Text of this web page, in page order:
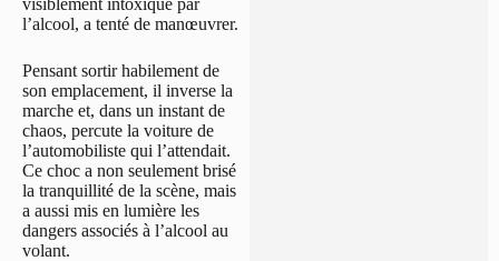
l’alcool, a tenté de manœuvrer.
Pensant sortir habilement de
son emplacement, il inverse la
marche et, dans un instant de
chaos, percute la voiture de
l’automobiliste qui l’attendait.
Ce choc a non seulement brisé
la tranquillité de la scène, mais
a aussi mis en lumière les
dangers associés à l’alcool au
volant.